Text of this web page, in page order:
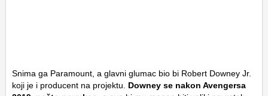
Snima ga Paramount, a glavni glumac bio bi Robert Downey Jr.
koji je i producent na projektu. Downey se nakon Avengersa